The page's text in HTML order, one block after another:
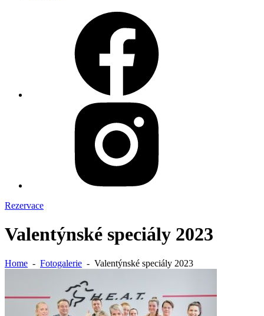
Rezervace
Valentýnské speciály 2023
Home - Fotogalerie - Valentýnské speciály 2023